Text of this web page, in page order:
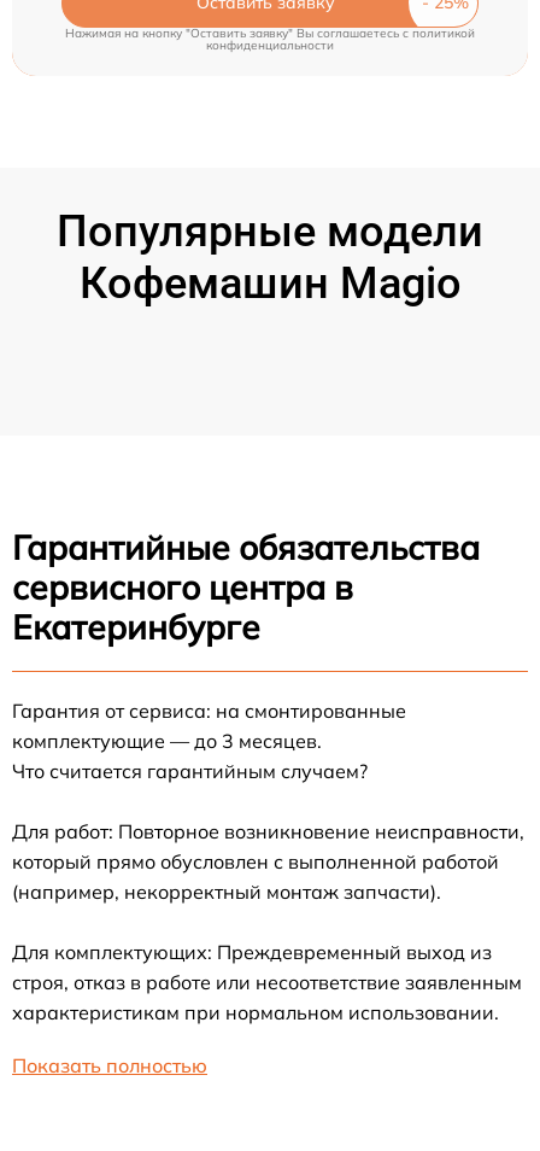
Нажимая на кнопку "Оставить заявку" Вы соглашаетесь cполитикой
конфиденциальности
Популярные модели
Кофемашин Magio
Гарантийные обязательства
сервисного центра в
Екатеринбурге
Гарантия от сервиса: на смонтированные
комплектующие — до 3 месяцев.
Что считается гарантийным случаем?
Для работ: Повторное возникновение неисправности,
который прямо обусловлен с выполненной работой
(например, некорректный монтаж запчасти).
Для комплектующих: Преждевременный выход из
строя, отказ в работе или несоответствие заявленным
характеристикам при нормальном использовании.
Показать полностью